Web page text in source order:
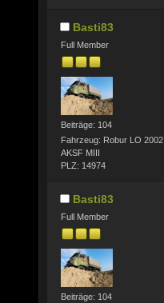
Basti83
Full Member
Beiträge: 104
Fahrzeug: Robur LO 2002
AKSF MIII
PLZ: 14974
Basti83
Full Member
Beiträge: 104